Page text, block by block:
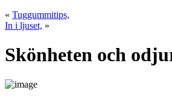
« Tuggummitips,
In i ljuset, »
Skönheten och